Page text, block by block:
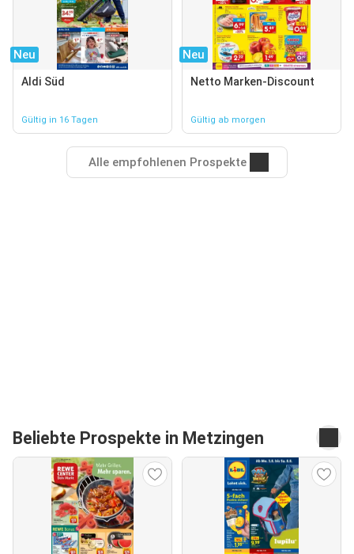
Neu
Aldi Süd
Gültig in 16 Tagen
Neu
Netto Marken-Discount
Gültig ab morgen
Alle empfohlenen Prospekte
Beliebte Prospekte in Metzingen